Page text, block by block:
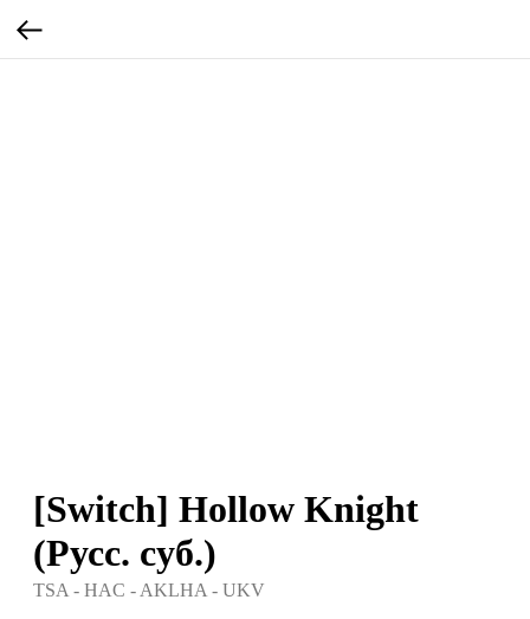
[Switch] Hollow Knight
(Русс. суб.)
TSA - HAC - AKLHA - UKV